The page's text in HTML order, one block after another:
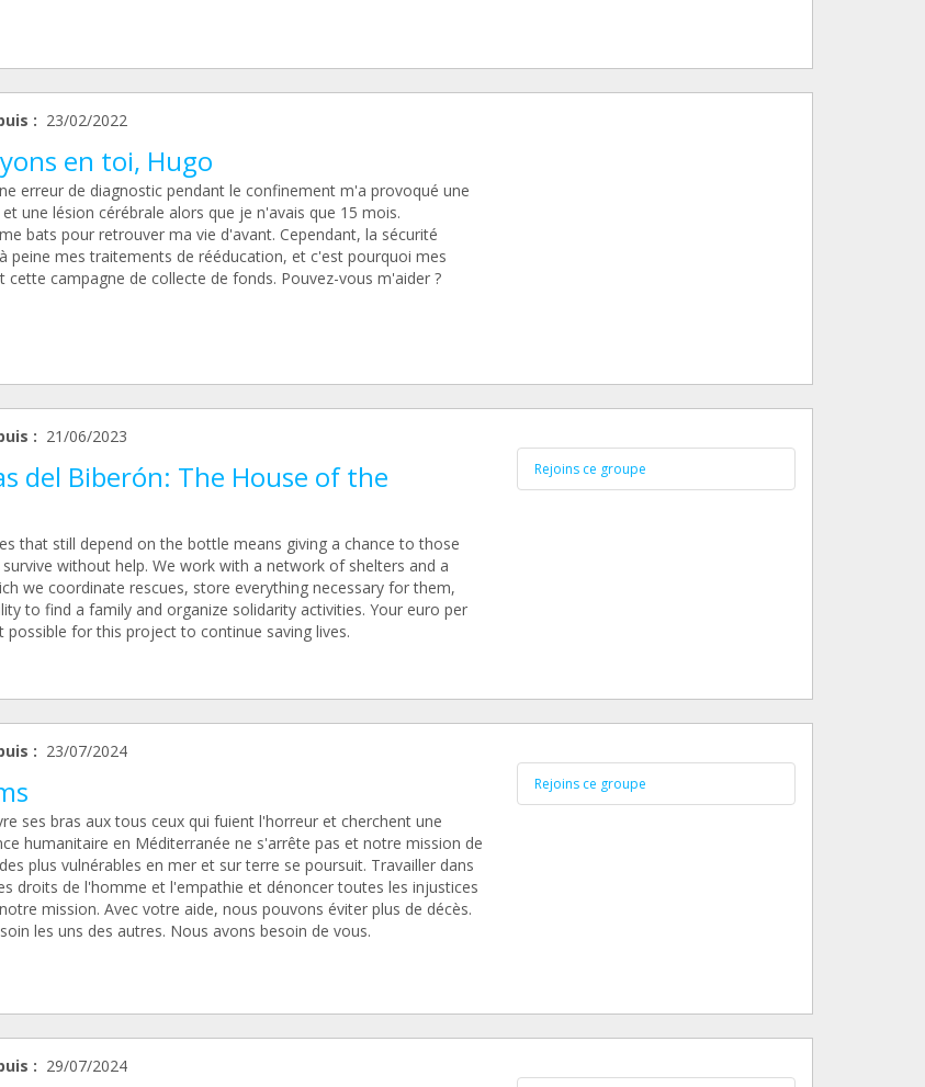
: 23/02/2022
en toi, Hugo
erreur de diagnostic pendant le confinement m'a provoqué une
une lésion cérébrale alors que je n'avais que 15 mois.
bats pour retrouver ma vie d'avant. Cependant, la sécurité
peine mes traitements de rééducation, et c'est pourquoi mes
cette campagne de collecte de fonds. Pouvez-vous m'aider ?
: 21/06/2023
del Biberón: The House of the
that still depend on the bottle means giving a chance to those
without help. We work with a network of shelters and a
we coordinate rescues, store everything necessary for them,
to find a family and organize solidarity activities. Your euro per
possible for this project to continue saving lives.
Rejoins ce groupe
: 23/07/2024
ses bras aux tous ceux qui fuient l'horreur et cherchent une
humanitaire en Méditerranée ne s'arrête pas et notre mission de
plus vulnérables en mer et sur terre se poursuit. Travailler dans
droits de l'homme et l'empathie et dénoncer toutes les injustices
mission. Avec votre aide, nous pouvons éviter plus de décès.
les uns des autres. Nous avons besoin de vous.
Rejoins ce groupe
: 29/07/2024